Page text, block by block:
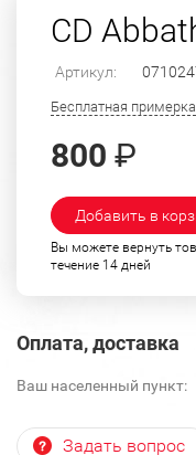
CD
Артикул:
Бесплатная примерка
800 ₽
Добавить в
Вы можете вернуть
течение 14 дней
Оплата, доставка
Ваш населенный пункт:
Задать вопрос